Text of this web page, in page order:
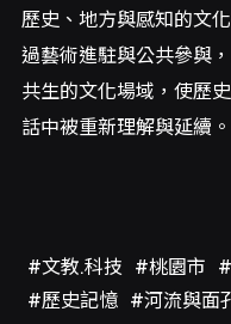
歷史、地方與感知的文
過藝術進駐與公共參與
共生的文化場域，使歷
話中被重新理解與延續
#文教.科技 #桃園市
#歷史記憶 #河流與面